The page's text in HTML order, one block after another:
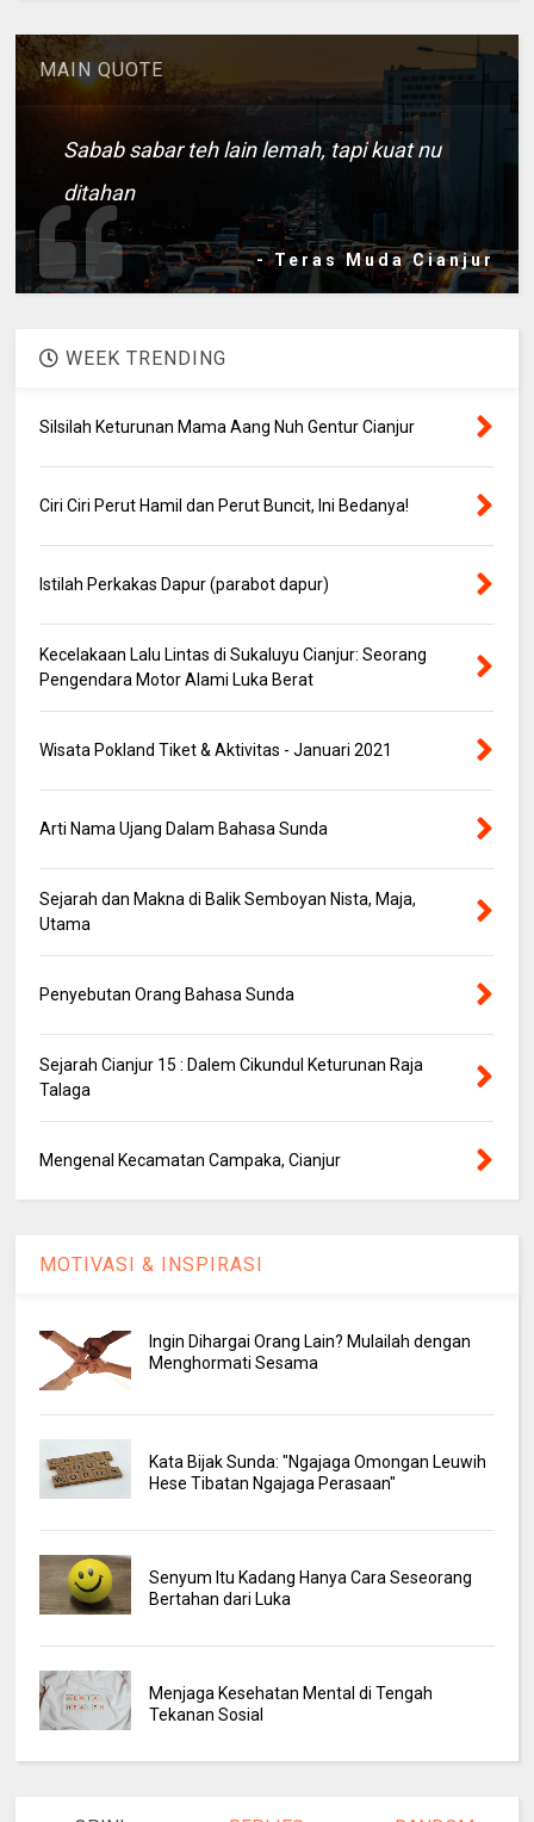
MAIN QUOTE
Sabab sabar teh lain lemah, tapi kuat nu
ditahan
- Teras Muda Cianjur
WEEK TRENDING
Silsilah Keturunan Mama Aang Nuh Gentur Cianjur
Ciri Ciri Perut Hamil dan Perut Buncit, Ini Bedanya!
Istilah Perkakas Dapur (parabot dapur)
Kecelakaan Lalu Lintas di Sukaluyu Cianjur: Seorang
Pengendara Motor Alami Luka Berat
Wisata Pokland Tiket & Aktivitas - Januari 2021
Arti Nama Ujang Dalam Bahasa Sunda
Sejarah dan Makna di Balik Semboyan Nista, Maja,
Utama
Penyebutan Orang Bahasa Sunda
Sejarah Cianjur 15 : Dalem Cikundul Keturunan Raja
Talaga
Mengenal Kecamatan Campaka, Cianjur
MOTIVASI & INSPIRASI
Ingin Dihargai Orang Lain? Mulailah dengan
Menghormati Sesama
Kata Bijak Sunda: "Ngajaga Omongan Leuwih
Hese Tibatan Ngajaga Perasaan"
Senyum Itu Kadang Hanya Cara Seseorang
Bertahan dari Luka
Menjaga Kesehatan Mental di Tengah
Tekanan Sosial